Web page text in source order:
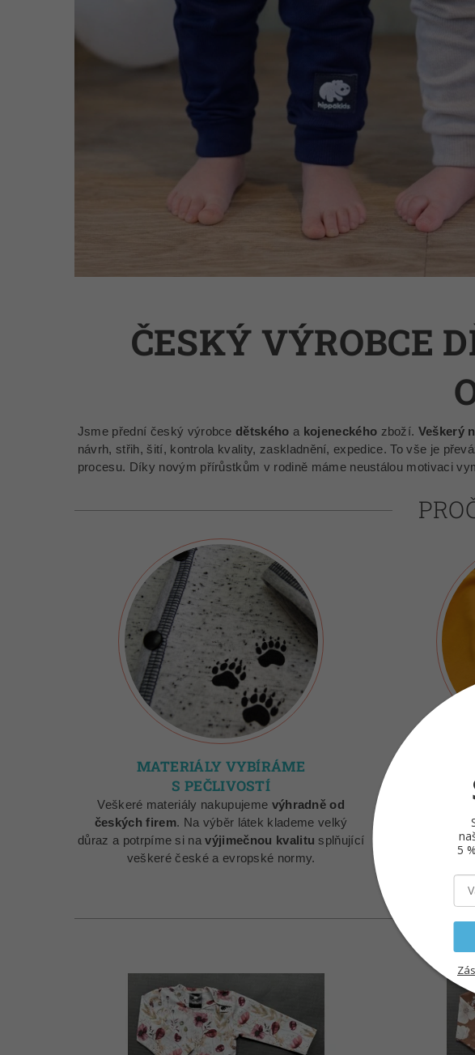
ČESKÝ VÝROBCE
Jsme přední český výrobcedětského a kojeneckého zboží. Veškerý
návrh, střih, šití, kontrola kvality, zaskladnění, expedice. To vše je
procesu. Díky novým přírůstkům v rodině máme neustálou motivaci
MATERIÁLY VYBÍRÁME
S PEČLIVOSTÍ
Veškeré materiály nakupujeme výhradně od
českých firem. Na výběr látek klademe velký
důraz a potrpíme si navýjimečnou kvalitu splňující
veškeré české a evropské normy.
ale
pružnost
5